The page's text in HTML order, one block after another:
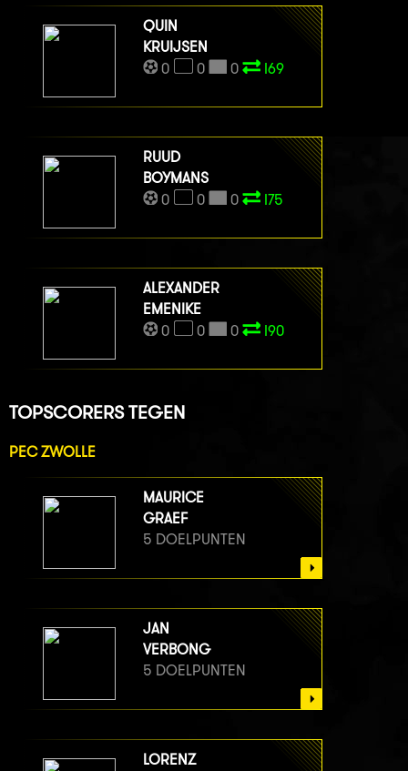
QUIN
KRUIJSEN
0
0 0 I69
RUUD
BOYMANS
0
0 0 I75
ALEXANDER
EMENIKE
0
0 0 I90
TOPSCORERS TEGEN
PEC ZWOLLE
MAURICE
GRAEF
5 DOELPUNTEN
JAN
VERBONG
5 DOELPUNTEN
LORENZ